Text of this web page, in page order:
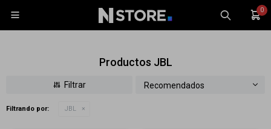
0

Productos JBL
Recomendados
Filtrando por: JBL